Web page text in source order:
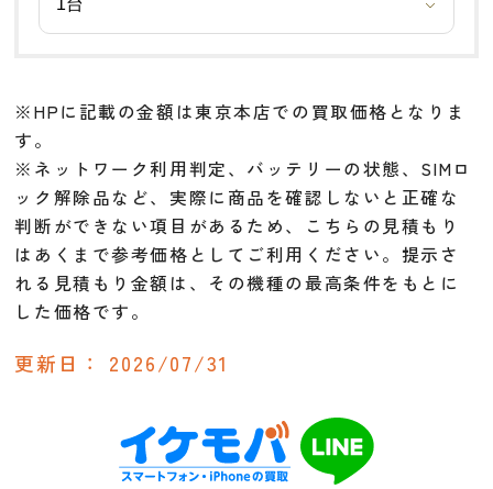
※HPに記載の金額は東京本店での買取価格となりま
す。
※ネットワーク利用判定、バッテリーの状態、SIMロ
ック解除品など、実際に商品を確認しないと正確な
判断ができない項目があるため、こちらの見積もり
はあくまで参考価格としてご利用ください。提示さ
れる見積もり金額は、その機種の最高条件をもとに
した価格です。
更新日： 2026/07/31